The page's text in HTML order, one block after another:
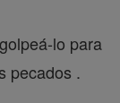
lo para
pecados .